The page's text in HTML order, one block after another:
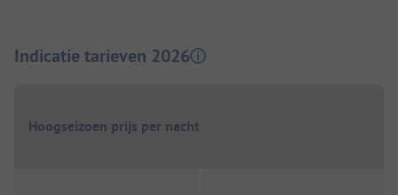
Indicatie tarieven 2026
Hoogseizoen prijs per nacht